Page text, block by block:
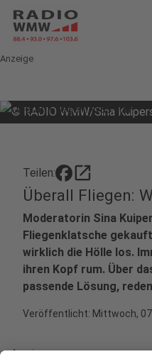
Anzeige
© RADIO WMW/Sina
Teilen: open_in_new
Überall Fliegen:
Moderatorin Sina
Fliegenklatsche
wirklich die Hölle los.
ihren Kopf rum. Über
passende Lösung,
Veröffentlicht: Mittwoch,
Anzeige